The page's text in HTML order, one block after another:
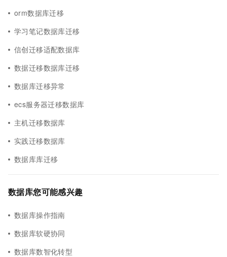
orm数据库迁移
学习笔记数据库迁移
信创迁移适配数据库
数据迁移数据库迁移
数据库迁移异常
ecs服务器迁移数据库
主机迁移数据库
实践迁移数据库
数据库库迁移
数据库您可能感兴趣
数据库操作指南
数据库软硬协同
数据库数智化转型